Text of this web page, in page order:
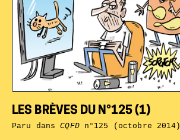
LES BRÈVES DU N°125 (1)
Paru dansCQFDn°125 (octobre 2014)